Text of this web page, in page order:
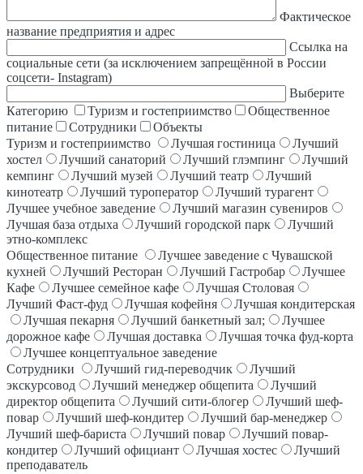
Фактическое
название предприятия и адрес
Ссылка на
социальные сети (за исключением запрещённой в России
соцсети- Instagram)
Выберите
Категорию
Туризм и гостеприимство
Общественное
питание
Сотрудники
Объекты
Туризм и гостеприимство
Лучшая гостиница
Лучший
хостел
Лучший санаторий Лучший глэмпинг
Лучший
кемпинг
Лучший музей Лучший театр
Лучший
кинотеатр
Лучший туроператор
Лучший турагент
Лучшее учебное заведение
Лучший магазин сувениров
Лучшая база отдыха
Лучший городской парк
Лучший
этно-комплекс
Общественное питание
Лучшее заведение с Чувашской
кухней
Лучший Ресторан Лучший Гастробар
Лучшее
Кафе
Лучшее семейное кафе
Лучшая Столовая
Лучший Фаст-фуд
Лучшая кофейня
Лучшая кондитерская
Лучшая пекарня
Лучший банкетный зал;
Лучшее
дорожное кафе
Лучшая доставка
Лучшая точка фуд-корта
Лучшее концептуальное заведение
Сотрудники
Лучший гид-переводчик
Лучший
экскурсовод
Лучший менеджер общепита
Лучший
директор общепита
Лучший сити-блогер
Лучший шеф-
повар
Лучший шеф-кондитер
Лучший бар-менеджер
Лучший шеф-бариста
Лучший повар
Лучший повар-
кондитер
Лучший официант Лучшая хостес
Лучший
преподаватель